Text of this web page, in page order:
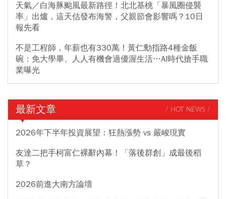
天氣／白海豚颱風最新路徑！北北基桃「暴風圈侵襲
率」出爐，這天估發布海警，父親節會影響嗎？10日
報先看
不是工程師，年薪也有330萬！黃仁勳指路4種金飯
碗：免大學畢、人人有機會過優渥生活…AI時代搶手職
業曝光
最新文章 / HOT NEWS /
2026年下半年投資展望：狂熱漲勢 vs 嚴峻現實
友達二把手柯富仁裸辭內幕！「落後群創」成最後稻
草？
2026前進大南方論壇